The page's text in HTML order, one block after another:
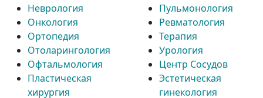
Неврология
Онкология
Ортопедия
Отоларингология
Офтальмология
Пластическая
хирургия
Пульмонология
Ревматология
Терапия
Урология
Центр Сосудов
Эстетическая
гинекология